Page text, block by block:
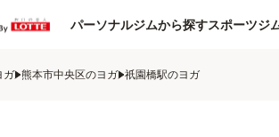
パーソナルジムから探すスポーツジ
ガ 熊本市中央区のヨガ 祇園橋駅のヨガ